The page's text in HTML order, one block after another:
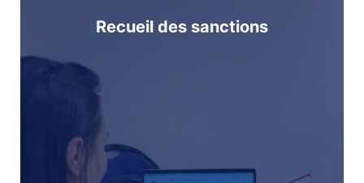
Recueil des sanctions